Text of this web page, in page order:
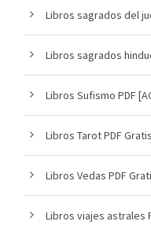
Libros sagrados del
Libros sagrados
Libros Sufismo PDF
Libros Tarot PDF Gratis
Libros Vedas PDF
Libros viajes astrales